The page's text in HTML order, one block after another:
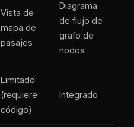
Vista de
mapa de
pasajes
Diagrama
de flujo de
grafo de
nodos
Limitado
(requiere
código)
Integrado